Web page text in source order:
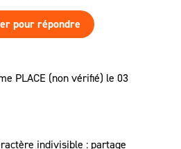
pour répondre
PLACE (non vérifié) le 03
indivisible : partage